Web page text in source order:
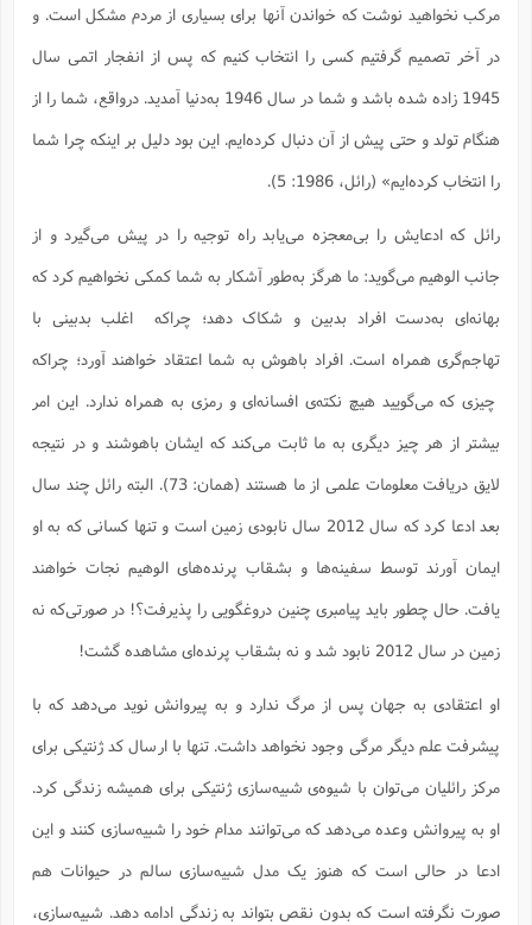
مرکب نخواهید نوشت که خواندن آنها برای بسیاری از مردم مشکل است. و
در آخر تصمیم گرفتیم کسی را انتخاب کنیم که پس از انفجار اتمی سال
1945 زاده شده باشد و شما در سال 1946 به‌دنیا آمدید. درواقع، شما را از
هنگام تولد و حتی پیش از آن دنبال کرده‌ایم. این بود دلیل بر اینکه چرا شما
را انتخاب کرده‌ایم» (رائل، 1986: 5).
رائل که ادعایش را بی‌معجزه می‌یابد راه توجیه را در پیش می‌گیرد و از
جانب الوهیم می‌گوید: ما هرگز به‌طور آشکار به شما کمکی نخواهیم کرد که
بهانه‌ای به‌دست افراد بدبین و شکاک دهد؛ چراکه اغلب بدبینی با
تهاجم‌گری همراه است. افراد باهوش به شما اعتقاد خواهند آورد؛ چراکه
چیزی که می‌گویید هیچ نکته‌ی افسانه‌ای و رمزی به همراه ندارد. این امر
بیشتر از هر چیز دیگری به ما ثابت می‌کند که ایشان باهوشند و در نتیجه
لایق دریافت معلومات علمی از ما هستند (همان: 73). البته رائل چند سال
بعد ادعا کرد که سال 2012 سال نابودی زمین است و تنها کسانی که به او
ایمان آورند توسط سفینه‌ها و بشقاب پرنده‌های الوهیم نجات خواهند
یافت. حال چطور باید پیامبری چنین دروغگویی را پذیرفت؟! در صورتی‌که نه
زمین در سال 2012 نابود شد و نه بشقاب پرنده‌ای مشاهده گشت!
او اعتقادی به جهان پس از مرگ ندارد و به پیروانش نوید می‌دهد که با
پیشرفت علم دیگر مرگی وجود نخواهد داشت. تنها با ارسال کد ژنتیکی برای
مرکز رائلیان می‌توان با شیوه‌ی شبیه‌سازی ژنتیکی برای همیشه زندگی کرد.
او به پیروانش وعده می‌دهد که می‌توانند مدام خود را شبیه‌سازی کنند و این
ادعا در حالی است که هنوز یک مدل شبیه‌سازی سالم در حیوانات هم
صورت نگرفته است که بدون نقص بتواند به زندگی ادامه دهد. شبیه‌سازی،